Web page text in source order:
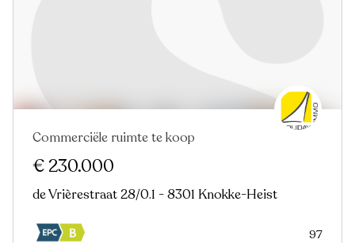
Commerciële ruimte te koop
€ 230.000
de Vrièrestraat 28/0.1 - 8301 Knokke-Heist
97